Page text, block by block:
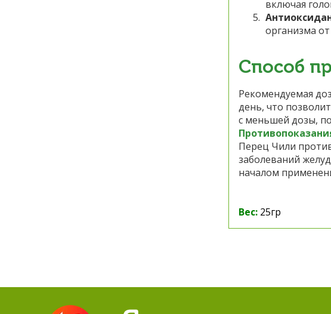
включая
организма
Способ
Рекомендуемая
день, что
с меньшей дозы,
Перец Чили
заболеваний
началом
Вес: 25гр